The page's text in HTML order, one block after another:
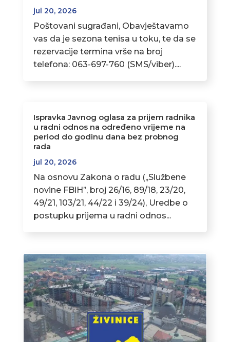
jul 20, 2026
Poštovani sugrađani, Obavještavamo
vas da je sezona tenisa u toku, te da se
rezervacije termina vrše na broj
telefona: 063-697-760 (SMS/viber)....
Ispravka Javnog oglasa za prijem radnika
u radni odnos na određeno vrijeme na
period do godinu dana bez probnog
rada
jul 20, 2026
Na osnovu Zakona o radu (,,Službene
novine FBiH’’, broj 26/16, 89/18, 23/20,
49/21, 103/21, 44/22 i 39/24), Uredbe o
postupku prijema u radni odnos...